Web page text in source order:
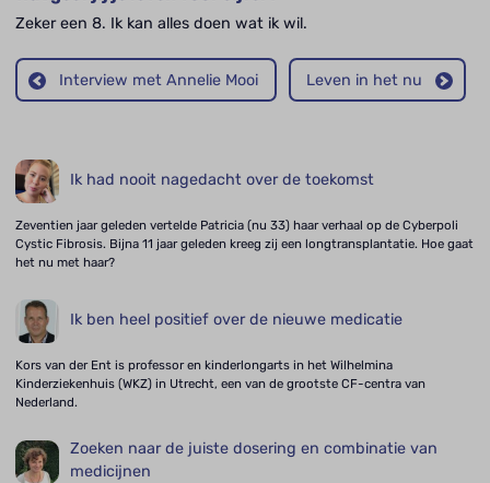
Zeker een 8. Ik kan alles doen wat ik wil.
Interview met Annelie Mooi Leven in het nu
Ik had nooit nagedacht over de toekomst
Zeventien jaar geleden vertelde Patricia (nu 33) haar verhaal op de Cyberpoli
Cystic Fibrosis. Bijna 11 jaar geleden kreeg zij een longtransplantatie. Hoe gaat
het nu met haar?
Ik ben heel positief over de nieuwe medicatie
Kors van der Ent is professor en kinderlongarts in het Wilhelmina
Kinderziekenhuis (WKZ) in Utrecht, een van de grootste CF-centra van
Nederland.
Zoeken naar de juiste dosering en combinatie van
medicijnen